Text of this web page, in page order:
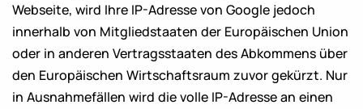
Webseite, wird Ihre IP-Adresse von Google jedoch
innerhalb von Mitgliedstaaten der Europäischen Union
oder in anderen Vertragsstaaten des Abkommens über
den Europäischen Wirtschaftsraum zuvor gekürzt. Nur
in Ausnahmefällen wird die volle IP-Adresse an einen